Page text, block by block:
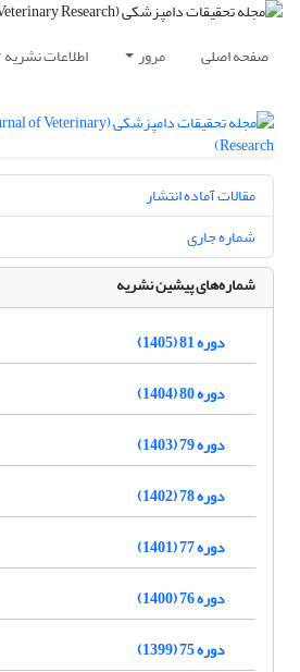
صفحه اصلی مرور اطلاعات نشریه
مقالات آماده انتشار
شماره جاری
شماره‌های پیشین نشریه
دوره 81 (1405)
دوره 80 (1404)
دوره 79 (1403)
دوره 78 (1402)
دوره 77 (1401)
دوره 76 (1400)
دوره 75 (1399)